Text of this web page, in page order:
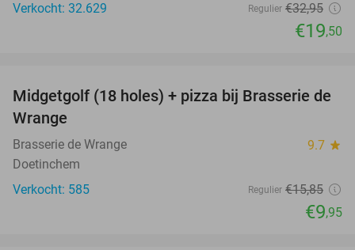
Verkocht: 32.629
Regulier €32,95
€19,50
37%
Midgetgolf (18 holes) + pizza bij Brasserie de
Wrange
Brasserie de Wrange 9.7 star
Doetinchem
Verkocht: 585
Regulier €15,85
€9,95